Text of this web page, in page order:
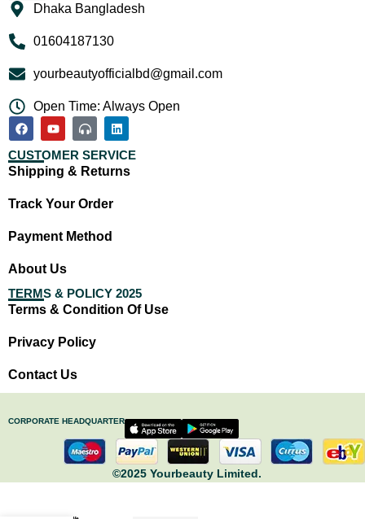
Dhaka Bangladesh
01604187130
yourbeautyofficialbd@gmail.com
Open Time: Always Open
CUSTOMER SERVICE
Shipping & Returns
Track Your Order
Payment Method
About Us
TERMS & POLICY 2025
Terms & Condition Of Use
Privacy Policy
Contact Us
CORPORATE HEADQUARTER
©2025 Yourbeauty Limited.